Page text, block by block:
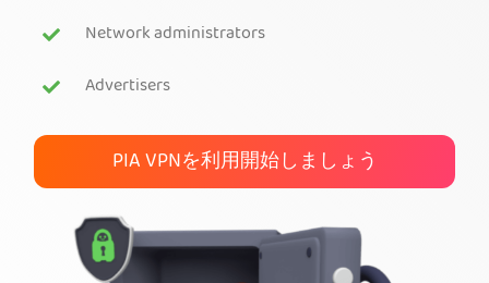
Network administrators
Advertisers
PIA VPNを利用開始しましょう